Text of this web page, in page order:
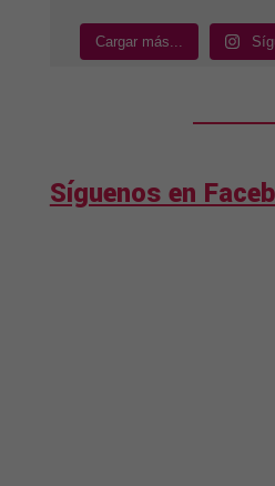
Cargar más...
Síguenos en